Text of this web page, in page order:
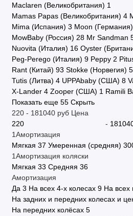
Maclaren (Великобритания) 1
Mamas Papas (Великобритания) 4
Mima (Испания) 3 Moon (Германия)
MowBaby (Россия) 28 Mr Sandman
Nuovita (Италия) 16 Oyster
Peg-Perego (Италия) 9 Peppy 2
Rant (Китай) 93 Stokke (Норвегия) 5
Tutis (Литва) 4 UPPAbaby (США) 8
X-Lander 4 Zooper (США) 1 Ramili
Показать еще 55 Скрыть
220- 181040руб Цена
-
1Амортизация
Мягкая 37 Умеренная (средняя)
1Амортизация коляски
Мягкая 33 Средняя 36
Амортизация
Да 3 На всех 4-х колесах 9 На всех
На задних и передних колесах и
На передних колёсах 5